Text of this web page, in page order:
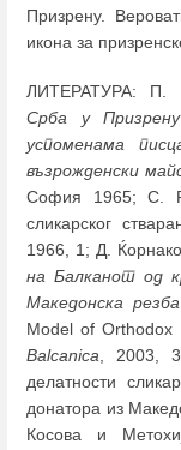
Призрену.
икона за
ЛИТЕРАТУРА: П.
Срба у
успоменама
възрожденски
София 1965; С.
сликарског
1966, 1; Д.
на Балканот од
Македонска резба
Model of Orthodox
Balcanica, 2003,
делатности
донатора из
Косова и